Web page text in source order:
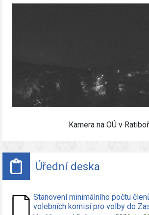
podloží.
Kamera na OÚ v
Úřední deska
Stanovení minimálního počtu
volebních komisí pro volby do